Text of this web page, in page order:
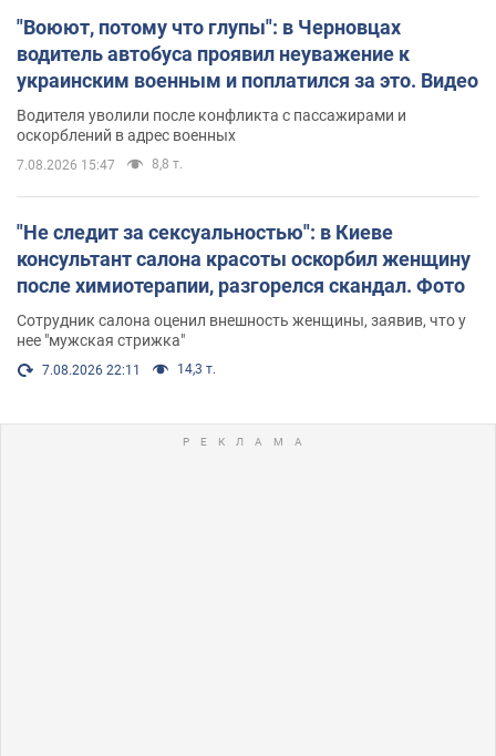
"Воюют, потому что глупы": в Черновцах
водитель автобуса проявил неуважение к
украинским военным и поплатился за это. Видео
Водителя уволили после конфликта с пассажирами и
оскорблений в адрес военных
7.08.2026 15:47 8,8 т.
"Не следит за сексуальностью": в Киеве
консультант салона красоты оскорбил женщину
после химиотерапии, разгорелся скандал. Фото
Сотрудник салона оценил внешность женщины, заявив, что у
нее "мужская стрижка"
7.08.2026 22:11 14,3 т.